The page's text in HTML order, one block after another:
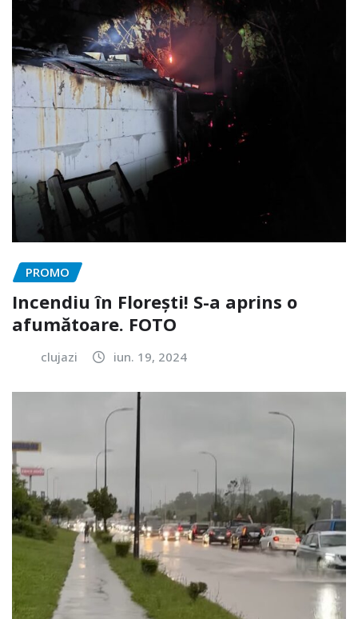
PROMO
Incendiu în Florești! S-a aprins o
afumătoare. FOTO
clujazi iun. 19, 2024